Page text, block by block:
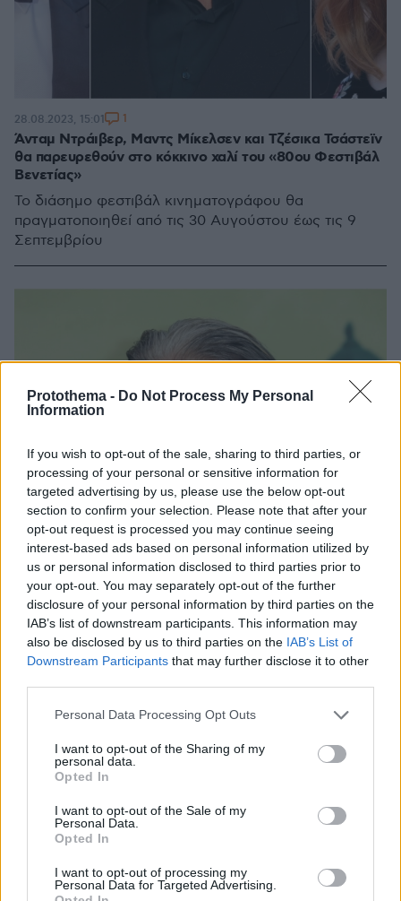
Protothema - Do Not Process My Personal
Information
If you wish to opt-out of the sale, sharing to third parties, or
processing of your personal or sensitive information for
targeted advertising by us, please use the below opt-out
section to confirm your selection. Please note that after your
opt-out request is processed you may continue seeing
interest-based ads based on personal information utilized by
us or personal information disclosed to third parties prior to
your opt-out. You may separately opt-out of the further
disclosure of your personal information by third parties on the
IAB’s list of downstream participants. This information may
also be disclosed by us to third parties on the IAB’s List of
Downstream Participants that may further disclose it to other
Please note that this website/app uses one or more Google
not limited to your visit or usage behaviour. You may click to
grant or deny consent to Google and its third-party tags to
use your data for below specified purposes in below Google
consent section.
Personal Data Processing Opt Outs
I want to opt-out of the Sharing of my
personal data.
Opted In
I want to opt-out of the Sale of my
Personal Data.
Opted In
I want to opt-out of processing my
Personal Data for Targeted Advertising.
Άνταμ Ντράιβερ, Μαντς Μίκελσεν και Τζέσικα Τσάστεϊν
θα παρευρεθούν στο κόκκινο χαλί του «80ου Φεστιβάλ
Βενετίας»
Το διάσημο φεστιβάλ κινηματογράφου θα
πραγματοποιηθεί από τις 30 Αυγούστου έως τις 9
Σεπτεμβρίου
28.08.2023, 15:01 1
παρά «χαριτωμένους» ρόλους
«Οι χαμένοι έχουν πλάκα, επειδή τους ξέρουμε,
μπορεί να έχεις βρεθεί κι εσύ σε αυτή την κατάσταση
μερικές φορές» δήλωσε ο ηθοποιός